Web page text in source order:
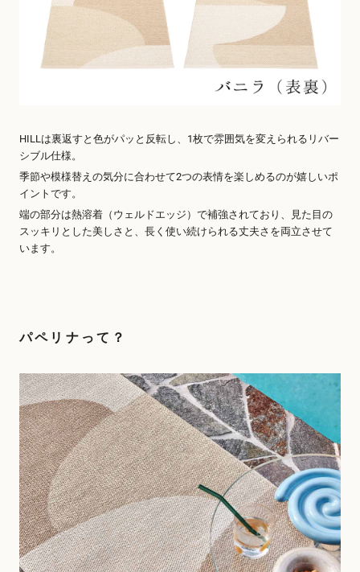
HILLは裏返すと色がパッと反転し、1枚で雰囲気を変えられるリバー
シブル仕様。
季節や模様替えの気分に合わせて2つの表情を楽しめるのが嬉しいポ
イントです。
端の部分は熱溶着（ウェルドエッジ）で補強されており、見た目の
スッキリとした美しさと、長く使い続けられる丈夫さを両立させて
います。
パペリナって？